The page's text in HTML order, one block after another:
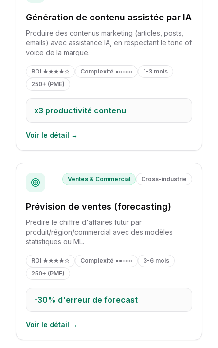
Génération de contenu assistée par IA
Produire des contenus marketing (articles, posts,
emails) avec assistance IA, en respectant le tone of
voice de la marque.
ROI ★★★★☆ Complexité ●○○○○
1-3 mois
250+ (PME)
x3 productivité contenu
Voir le détail →
Ventes & Commercial Cross-industrie
Prévision de ventes (forecasting)
Prédire le chiffre d'affaires futur par
produit/région/commercial avec des modèles
statistiques ou ML.
ROI ★★★★☆ Complexité ●●○○○
3-6 mois
250+ (PME)
-30% d'erreur de forecast
Voir le détail →